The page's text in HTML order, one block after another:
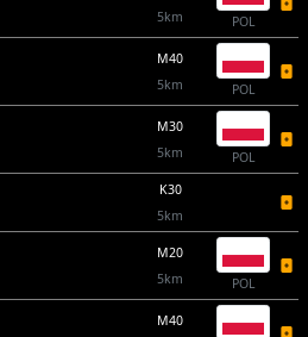
5km
POL
M40
5km
POL
M30
5km
POL
K30
5km
M20
5km
POL
M40